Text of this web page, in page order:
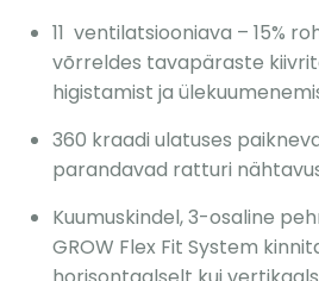
11 ventilatsiooniava – 15%
võrreldes tavapäraste
higistamist ja
360 kraadi ulatuses
parandavad ratturi
Kuumuskindel, 3-osaline
GROW Flex Fit System